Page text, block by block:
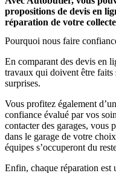
propositions de devis en
réparation de votre
Pourquoi nous faire
En comparant des devis en
travaux qui doivent être faits
surprises.
Vous profitez également
confiance évalué par vos
contacter des garages, vous
dans le garage de votre
équipes s’occuperont du
Enfin, chaque réparation est